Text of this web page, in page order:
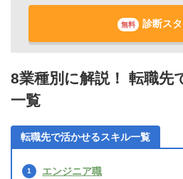
無料 診断ス
8業種別に解説！ 転職先
一覧
転職先で活かせるスキル一覧
エンジニア職